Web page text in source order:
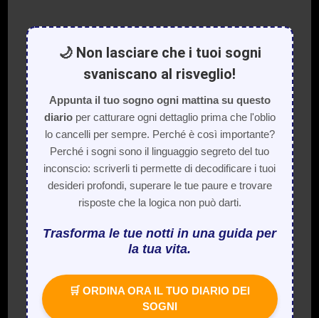
🌙 Non lasciare che i tuoi sogni
svaniscano al risveglio!
Appunta il tuo sogno ogni mattina su questo
diarioper catturare ogni dettaglio prima che l'oblio
lo cancelli per sempre. Perché è così importante?
Perché i sogni sono il linguaggio segreto del tuo
inconscio: scriverli ti permette di decodificare i tuoi
desideri profondi, superare le tue paure e trovare
risposte che la logica non può darti.
Trasforma le tue notti in una guida per
la tua vita.
🛒 ORDINA ORA IL TUO DIARIO DEI
SOGNI